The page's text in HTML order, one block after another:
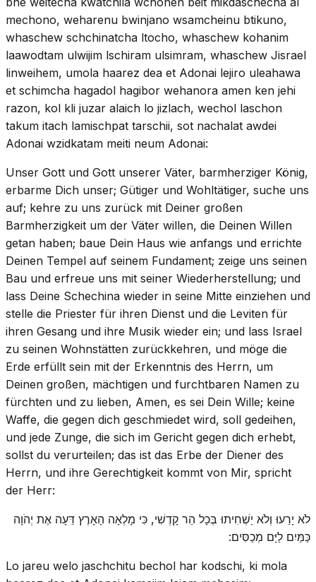
mechono, weharenu bwinjano wsamcheinu btikuno,
whaschew schchinatcha ltocho, whaschew kohanim
laawodtam ulwijim lschiram ulsimram, whaschew Jisrael
linweihem, umola haarez dea et Adonai lejiro uleahawa
et schimcha hagadol hagibor wehanora amen ken jehi
razon, kol kli juzar alaich lo jizlach, wechol laschon
takum itach lamischpat tarschii, sot nachalat awdei
Adonai wzidkatam meiti neum Adonai:
Unser Gott und Gott unserer Väter, barmherziger König,
erbarme Dich unser; Gütiger und Wohltätiger, suche uns
auf; kehre zu uns zurück mit Deiner großen
Barmherzigkeit um der Väter willen, die Deinen Willen
getan haben; baue Dein Haus wie anfangs und errichte
Deinen Tempel auf seinem Fundament; zeige uns seinen
Bau und erfreue uns mit seiner Wiederherstellung; und
lass Deine Schechina wieder in seine Mitte einziehen und
stelle die Priester für ihren Dienst und die Leviten für
ihren Gesang und ihre Musik wieder ein; und lass Israel
zu seinen Wohnstätten zurückkehren, und möge die
Erde erfüllt sein mit der Erkenntnis des Herrn, um
Deinen großen, mächtigen und furchtbaren Namen zu
fürchten und zu lieben, Amen, es sei Dein Wille; keine
Waffe, die gegen dich geschmiedet wird, soll gedeihen,
und jede Zunge, die sich im Gericht gegen dich erhebt,
sollst du verurteilen; das ist das Erbe der Diener des
Herrn, und ihre Gerechtigkeit kommt von Mir, spricht
der Herr:
לֹא יָרֵעוּ וְלֹא יַשְׁחִיתוּ בְּכָל הַר קָדְשִׁי, כִּי מָלְאָה הָאָרֶץ דֵּעָה אֶת יְהֹוָה
כַּמַּיִם לַיָּם מְכַסִּים:
Lo jareu welo jaschchitu bechol har kodschi, ki mola